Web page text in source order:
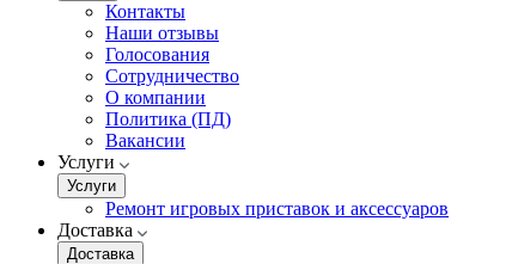
Контакты
Наши отзывы
Голосования
Сотрудничество
О компании
Политика (ПД)
Вакансии
Услуги
Услуги
Ремонт игровых приставок и аксессуаров
Доставка
Доставка